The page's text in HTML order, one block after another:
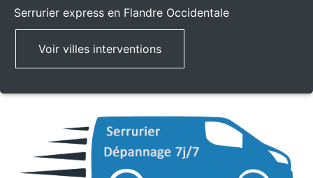
Serrurier express en Flandre Occidentale
Voir villes interventions